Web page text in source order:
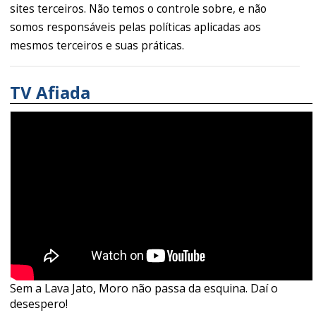
sites terceiros. Não temos o controle sobre, e não
somos responsáveis pelas políticas aplicadas aos
mesmos terceiros e suas práticas.
TV Afiada
Sem a Lava Jato, Moro não passa da esquina. Daí o
desespero!